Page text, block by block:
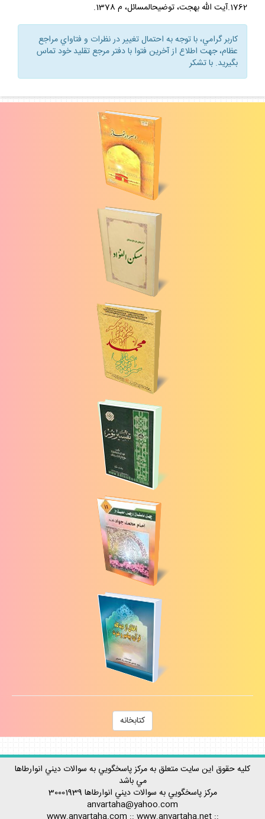
1762.آيت الله بهجت، توضيح‏المسائل، م 1378.
كاربر گرامي، با توجه به احتمال تغيير در نظرات و فتاواي مراجع
عظام، جهت اطلاع از آخرين فتوا با دفتر مرجع تقليد خود تماس
بگيريد. با تشكر
كتابخانه
كليه حقوق اين سايت متعلق به مركز پاسخگويي به سوالات ديني انوارطاها
مي باشد
مركز پاسخگويي به سوالات ديني انوارطاها 30001939
anvartaha@yahoo.com